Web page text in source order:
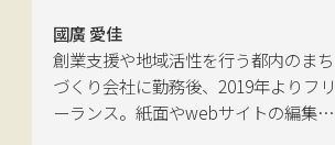
新聞社モビリティビジネス専門誌
『LIGARE』初代編集長を経て、2013年
に独立。国土交通省の「自転車の活用
推進に向けた有識者会議」、「交通政
國廣 愛佳
創業支援や地域活性を行う都内のまち
づくり会社に勤務後、2019年よりフリ
ーランス。紙面やwebサイトの編集、